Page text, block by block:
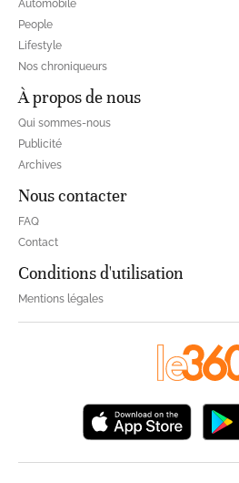
Automobile
People
Lifestyle
Nos chroniqueurs
À propos de nous
Qui sommes-nous
Publicité
Archives
Nous contacter
FAQ
Contact
Conditions d'utilisation
Mentions légales